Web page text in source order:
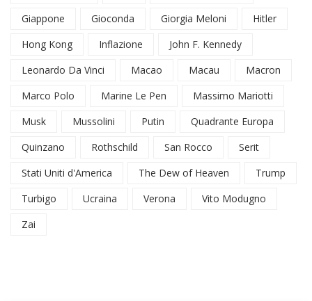
Giappone
Gioconda Giorgia Meloni
Hitler
Hong Kong
Inflazione
John F. Kennedy
Leonardo Da Vinci
Macao Macau
Macron
Marco Polo
Marine Le Pen
Massimo Mariotti
Musk
Mussolini Putin
Quadrante Europa
Quinzano
Rothschild San Rocco
Serit
Stati Uniti d'America
The Dew of Heaven
Trump
Turbigo
Ucraina Verona
Vito Modugno
Zai